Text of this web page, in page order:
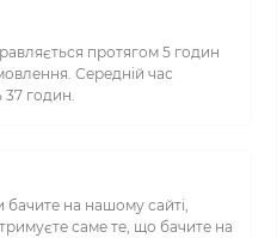
протягом 5 годин
Середній час
37 годин.
бачите на нашому сайті,
саме те, що бачите на